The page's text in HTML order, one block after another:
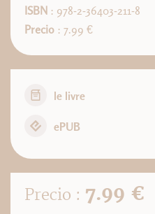
ISBN : 978-2-36403-211-8
Precio : 7.99 €
le livre
ePUB
Precio : 7.99 €